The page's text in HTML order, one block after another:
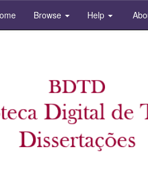
Browse Help